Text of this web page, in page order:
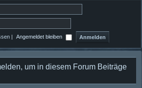
| Angemeldet bleiben
um in diesem Forum Beiträge